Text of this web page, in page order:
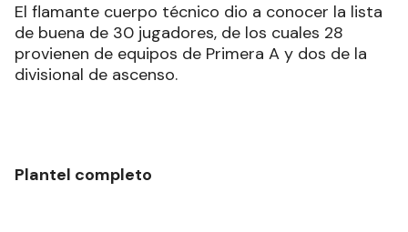
El flamante cuerpo técnico dio a conocer la lista
de buena de 30 jugadores, de los cuales 28
provienen de equipos de Primera A y dos de la
divisional de ascenso.
Plantel completo